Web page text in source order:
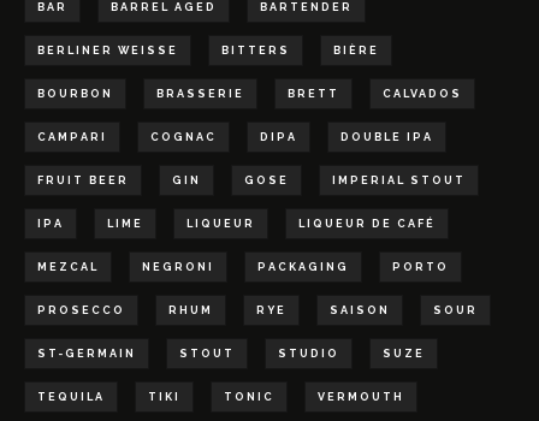
BAR BARREL AGED BARTENDER
BERLINER WEISSE BITTERS BIÈRE
BOURBON BRASSERIE BRETT CALVADOS
CAMPARI COGNAC DIPA DOUBLE IPA
FRUIT BEER GIN GOSE IMPERIAL STOUT
IPA LIME LIQUEUR LIQUEUR DE CAFÉ
MEZCAL NEGRONI PACKAGING PORTO
PROSECCO RHUM RYE SAISON SOUR
ST-GERMAIN STOUT STUDIO SUZE
TEQUILA TIKI TONIC VERMOUTH